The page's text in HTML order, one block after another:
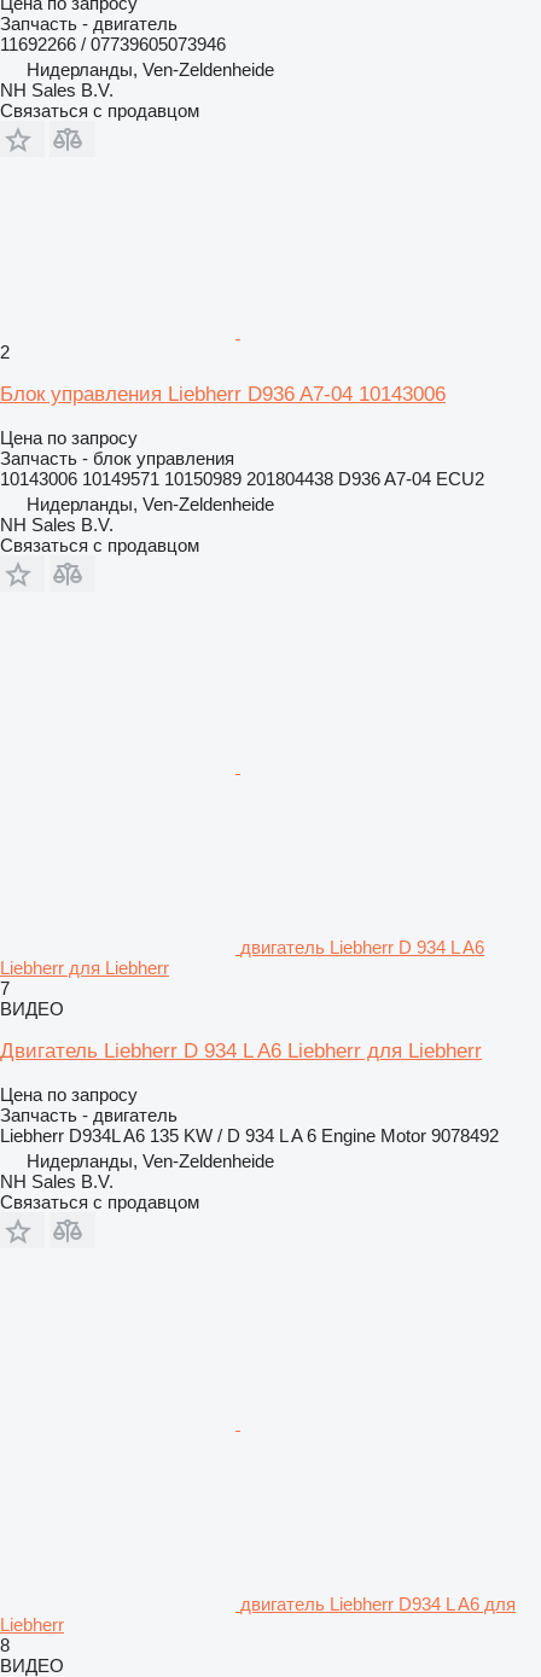
Запчасть - двигатель
11692266 / 07739605073946
Нидерланды, Ven-Zeldenheide
NH Sales B.V.
Связаться с продавцом
2
Блок управления Liebherr D936 A7-04 10143006
Цена по запросу
Запчасть - блок управления
10143006 10149571 10150989 201804438 D936 A7-04 ECU2
Нидерланды, Ven-Zeldenheide
NH Sales B.V.
Связаться с продавцом
двигатель Liebherr D 934 L A6
Liebherr для Liebherr
7
ВИДЕО
Двигатель Liebherr D 934 L A6 Liebherr для Liebherr
Цена по запросу
Запчасть - двигатель
Liebherr D934L A6 135 KW / D 934 L A 6 Engine Motor 9078492
Нидерланды, Ven-Zeldenheide
NH Sales B.V.
Связаться с продавцом
двигатель Liebherr D934 L A6 для
Liebherr
8
ВИДЕО